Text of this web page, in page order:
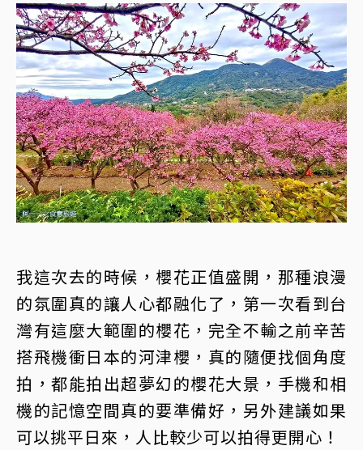
我這次去的時候，櫻花正值盛開，那種浪漫
的氛圍真的讓人心都融化了，第一次看到台
灣有這麼大範圍的櫻花，完全不輸之前辛苦
搭飛機衝日本的河津櫻，真的隨便找個角度
拍，都能拍出超夢幻的櫻花大景，手機和相
機的記憶空間真的要準備好，另外建議如果
可以挑平日來，人比較少可以拍得更開心！